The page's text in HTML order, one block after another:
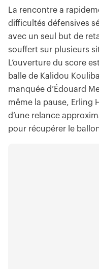
La rencontre a
difficultés défensives
avec un seul but de
souffert sur plusieurs
L’ouverture du score
balle de Kalidou
manquée d’Édouard
même la pause, Erling
d’une relance
pour récupérer le